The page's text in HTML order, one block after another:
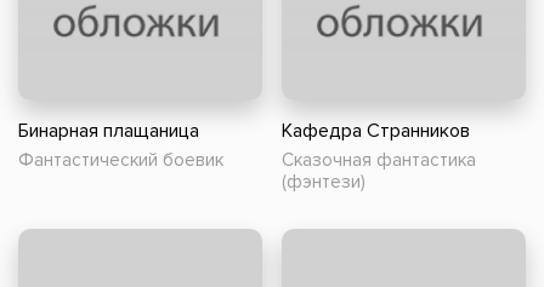
Бинарная плащаница
Фантастический боевик
Кафедра Странников
Сказочная фантастика
(фэнтези)